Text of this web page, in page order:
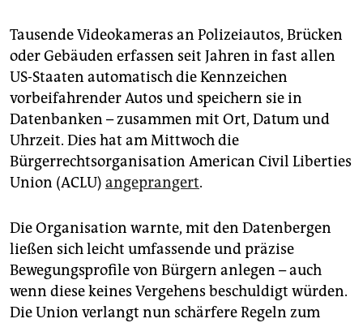
epaper login
Tausende Videokameras an Polizeiautos, Brücken
oder Gebäuden erfassen seit Jahren in fast allen
US-Staaten automatisch die Kennzeichen
vorbeifahrender Autos und speichern sie in
Datenbanken – zusammen mit Ort, Datum und
Uhrzeit. Dies hat am Mittwoch die
Bürgerrechtsorganisation American Civil Liberties
Union (ACLU) angeprangert.
Die Organisation warnte, mit den Datenbergen
ließen sich leicht umfassende und präzise
Bewegungsprofile von Bürgern anlegen – auch
wenn diese keines Vergehens beschuldigt würden.
Die Union verlangt nun schärfere Regeln zum